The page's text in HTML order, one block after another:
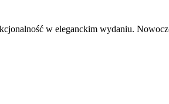
w eleganckim wydaniu.